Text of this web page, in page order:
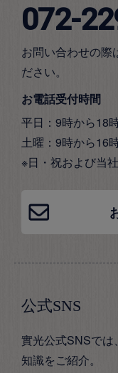
072-
お問い合わせの際
ださい。
お電話受付時間
平日：9時から18
土曜：9時から16
※日・祝および当
公式SNS
實光公式SNSで
知識をご紹介。